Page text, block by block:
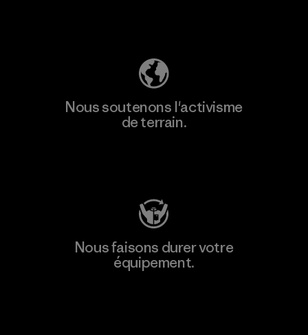
Nous soutenons l'activisme
de terrain.
Nous faisons durer votre
équipement.